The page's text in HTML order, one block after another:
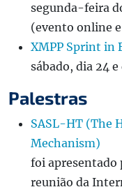
segunda-feira
(evento online
XMPP Sprint in
sábado, dia 24
Palestras
SASL-HT (The
Mechanism)
foi apresentado
reunião da